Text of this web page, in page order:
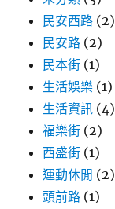
民安西路 (2)
民安路 (2)
民本街 (1)
生活娛樂 (1)
生活資訊 (4)
福樂街 (2)
西盛街 (1)
運動休閒 (2)
頭前路 (1)